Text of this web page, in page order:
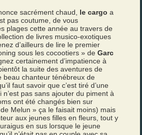
sacrément chaud, le cargo a
pas coutume, de vous
plages cette année au travers de
de livres musico-exotiques
d’ailleurs de lire le premier
sous les cocootiers » deGarc
certainement d’impatience à
la suite des aventures de
beau chanteur ténébreux de
faut savoir que c’est tiré d’une
n’est pas sans ajouter du piment à
ont été changés bien sur
Melun » ça le faisait moins) mais
aux jeunes filles en fleurs, tout y
en sus lorsque le jeune